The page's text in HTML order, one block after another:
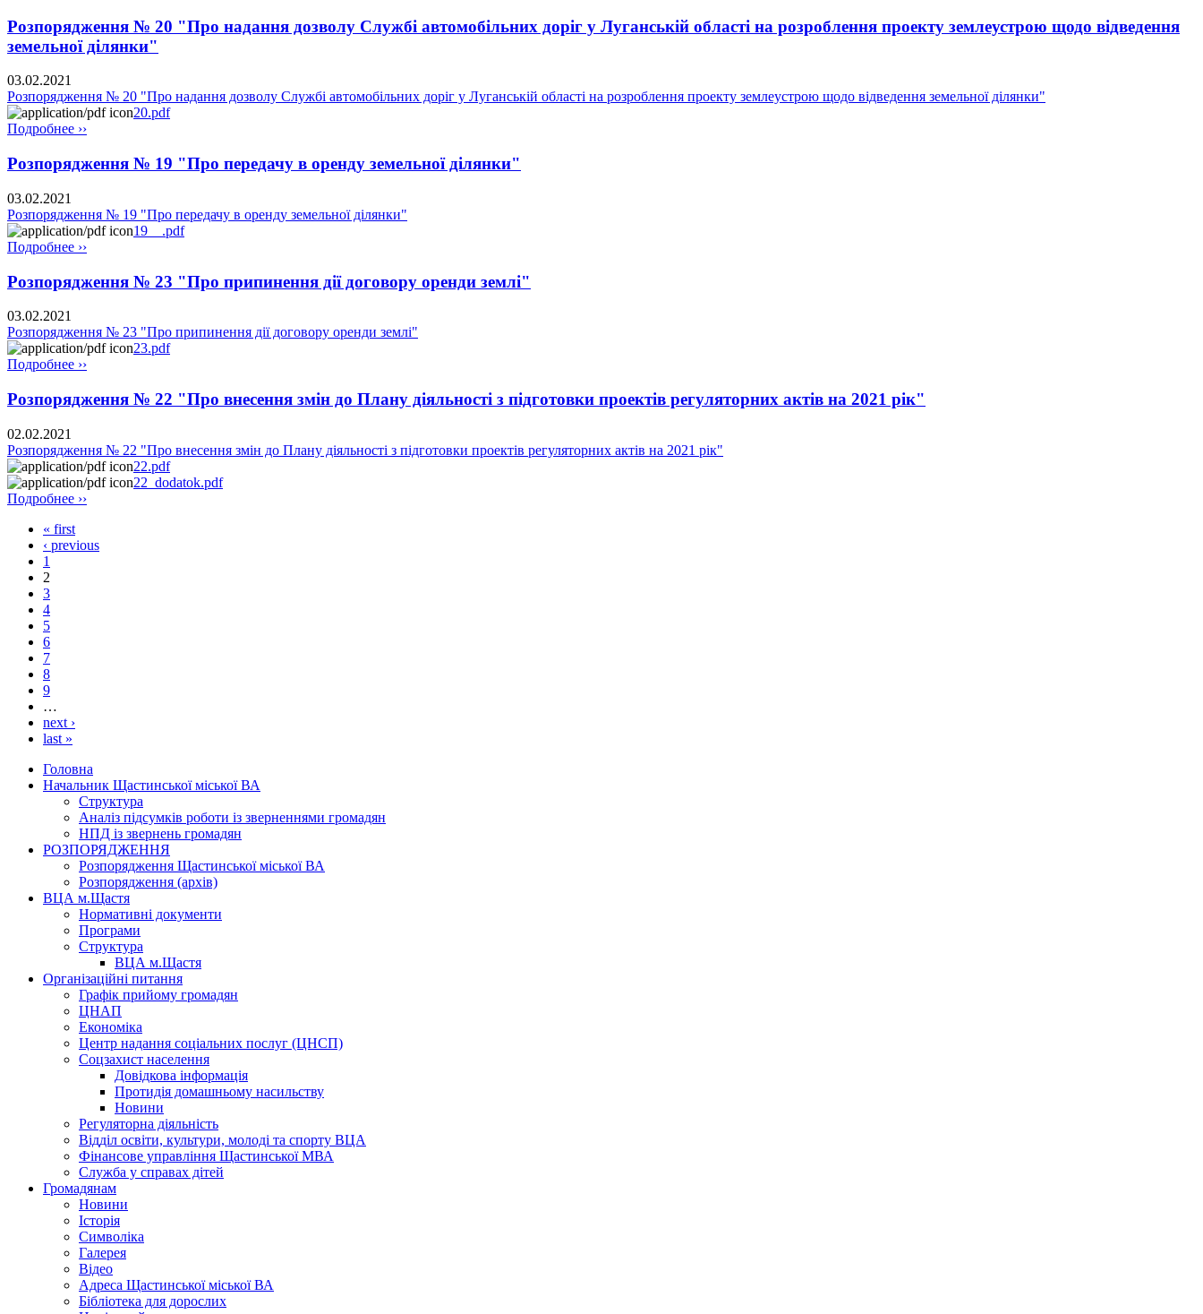
Розпорядження № 20 "Про надання дозволу Службі автомобільних доріг у Луганській області на розроблення проекту землеустрою щодо відведення
земельної ділянки"
03.02.2021
Розпорядження № 20 "Про надання дозволу Службі автомобільних доріг у Луганській області на розроблення проекту землеустрою щодо відведення земельної ділянки"
20.pdf
Подробнее ››
Розпорядження № 19 "Про передачу в оренду земельної ділянки"
03.02.2021
Розпорядження № 19 "Про передачу в оренду земельної ділянки"
19__.pdf
Подробнее ››
Розпорядження № 23 "Про припинення дії договору оренди землі"
03.02.2021
Розпорядження № 23 "Про припинення дії договору оренди землі"
23.pdf
Подробнее ››
Розпорядження № 22 "Про внесення змін до Плану діяльності з підготовки проектів регуляторних актів на 2021 рік"
02.02.2021
Розпорядження № 22 "Про внесення змін до Плану діяльності з підготовки проектів регуляторних актів на 2021 рік"
22.pdf
22_dodatok.pdf
Подробнее ››
« first
‹ previous
1
2
3
4
5
6
7
8
9
…
next ›
last »
Головна
Начальник Щастинської міської ВА
Структура
Аналіз підсумків роботи із зверненнями громадян
НПД із звернень громадян
РОЗПОРЯДЖЕННЯ
Розпорядження Щастинської міської ВА
Розпорядження (архів)
ВЦА м.Щастя
Нормативні документи
Програми
Структура
ВЦА м.Щастя
Організаційні питання
Графік прийому громадян
ЦНАП
Економіка
Центр надання соціальних послуг (ЦНСП)
Соцзахист населення
Довідкова інформація
Протидія домашньому насильству
Новини
Регуляторна діяльність
Відділ освіти, культури, молоді та спорту ВЦА
Фінансове управління Щастинської МВА
Служба у справах дітей
Громадянам
Новини
Історія
Символіка
Галерея
Відео
Адреса Щастинської міської ВА
Бібліотека для дорослих